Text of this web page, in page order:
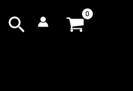
Cerca